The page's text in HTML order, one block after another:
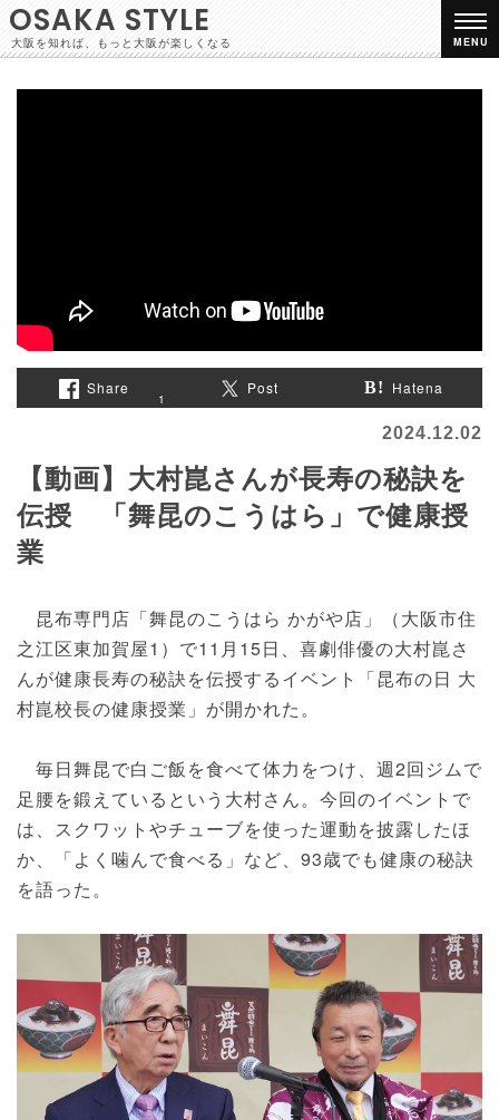
OSAKA STYLE
大阪を知れば、もっと大阪が楽しくなる MENU
Share
1
Post Hatena
2024.12.02
【動画】大村崑さんが長寿の秘訣を
伝授 「舞昆のこうはら」で健康授
業
昆布専門店「舞昆のこうはら かがや店」（大阪市住
之江区東加賀屋1）で11月15日、喜劇俳優の大村崑さ
んが健康長寿の秘訣を伝授するイベント「昆布の日 大
村崑校長の健康授業」が開かれた。
毎日舞昆で白ご飯を食べて体力をつけ、週2回ジムで
足腰を鍛えているという大村さん。今回のイベントで
は、スクワットやチューブを使った運動を披露したほ
か、「よく噛んで食べる」など、93歳でも健康の秘訣
を語った。